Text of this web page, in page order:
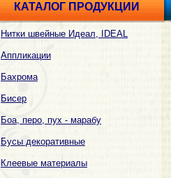
КАТАЛОГ ПРОДУКЦИИ
Нитки швейные Идеал, IDEAL
Аппликации
Бахрома
Бисер
Боа, перо, пух - марабу
Бусы декоративные
Клеевые материалы